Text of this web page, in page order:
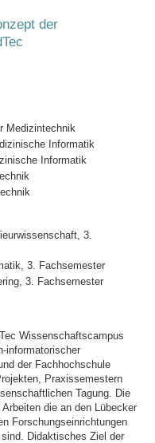
der
Medizintechnik
Informatik
Informatik
3.
3. Fachsemester
3. Fachsemester
Wissenschaftscampus
informatorischer
der Fachhochschule
Praxissemestern
Tagung. Die
die an den Lübecker
Forschungseinrichtungen
Didaktisches Ziel der